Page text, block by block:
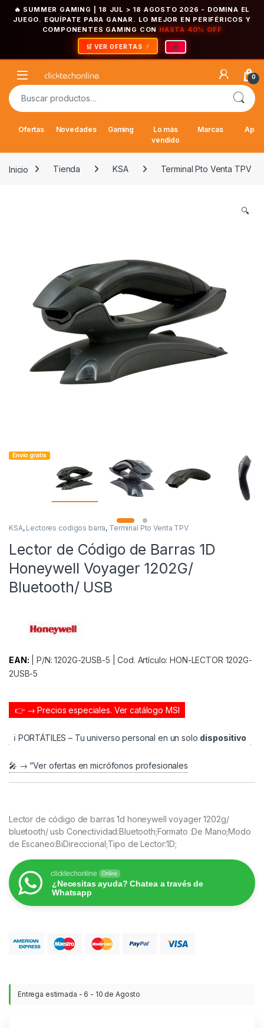
🔥 SUMMER GAMING | 18 JUL > 18 AGOSTO 2026 - DOMINA EL
JUEGO. EQUÍPATE PARA GANAR. LO MEJOR EN PERIFÉRICOS Y
COMPONENTES GAMING CON HASTA 40% OFF
🛒 VER OFERTAS ×
Open 0
Buscar por:
Ofertas Novedades Gaming
Lo más
vendido
Marcas
Inicio Tienda KSA Terminal Pto Venta TPV
🔍
Envío gratis
KSA, Lectores codigos barra, Terminal Pto Venta TPV
Lector de Código de Barras 1D
Honeywell Voyager 1202G/
Bluetooth/ USB
EAN: | P/N: 1202G-2USB-5 | Cod. Artículo: HON-LECTOR 1202G-
2USB-5
👉 → Precios especiales. Ver catálogo MSI
ℹ️ PORTÁTILES – Tu universo personal en un solo dispositivo
🎤 → “Ver ofertas en micrófonos profesionales
Lector de código de barras 1d honeywell voyager 1202g/
bluetooth/ usb Conectividad:Bluetooth;Formato :De Mano;Modo
de Escaneo:BiDireccional;Tipo de Lector:1D;
clicktechonline Online
¿Necesitas ayuda? Chatea a través de
Whatsapp
Entrega estimada - 6 - 10 de Agosto